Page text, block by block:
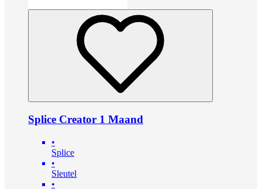
Splice Creator 1 Maand
•
Splice
•
Sleutel
•